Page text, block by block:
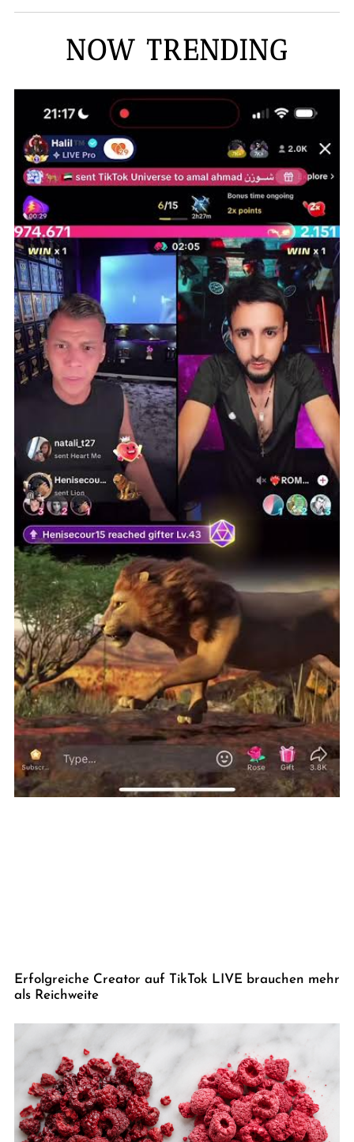
NOW TRENDING
Erfolgreiche Creator auf TikTok LIVE brauchen mehr
als Reichweite